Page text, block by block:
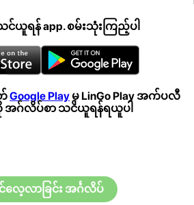
ယူရန် app. စမ်းသုံးကြည့်ပါ
Google Play မှ LinGo Play အက်ပလီ
အဂ်လိပ်စာ သင်ယူရန်ရယူပါ
ေ့လာခြင်း အင်္ဂလိပ်